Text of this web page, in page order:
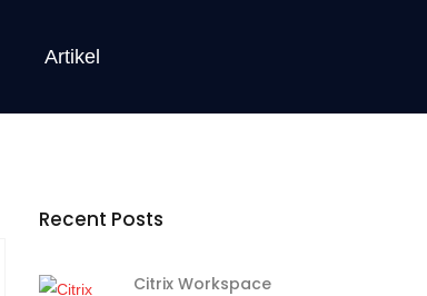
Artikel
Recent Posts
Citrix Workspace